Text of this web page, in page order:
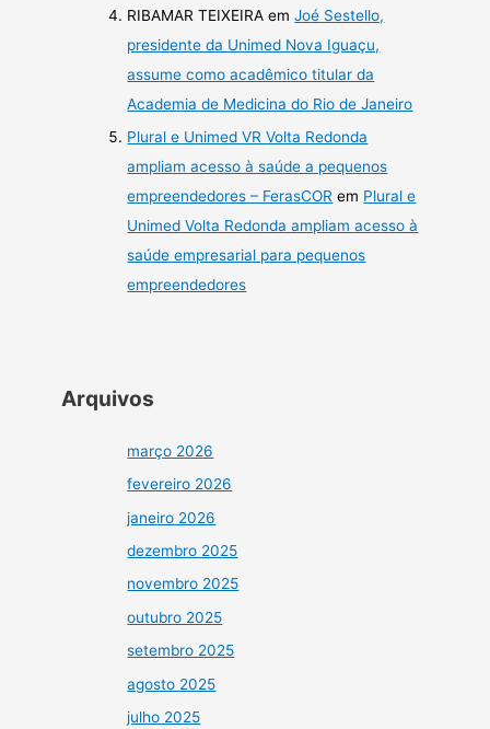
RIBAMAR TEIXEIRA emJoé Sestello,
presidente da Unimed Nova Iguaçu,
assume como acadêmico titular da
Academia de Medicina do Rio de Janeiro
Plural e Unimed VR Volta Redonda
ampliam acesso à saúde a pequenos
empreendedores – FerasCOR em Plural e
Unimed Volta Redonda ampliam acesso à
saúde empresarial para pequenos
empreendedores
Arquivos
março 2026
fevereiro 2026
janeiro 2026
dezembro 2025
novembro 2025
outubro 2025
setembro 2025
agosto 2025
julho 2025